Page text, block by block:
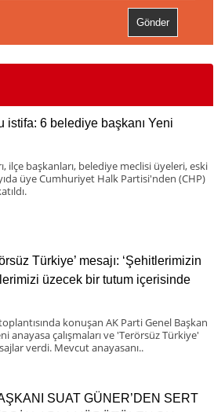
istifa: 6 belediye başkanı Yeni
ilçe başkanları, belediye meclisi üyeleri, eski
üye Cumhuriyet Halk Partisi'nden (CHP)
Türkiye’ mesajı: ‘Şehitlerimizin
üzecek bir tutum içerisinde
konuşan AK Parti Genel Başkan
anayasa çalışmaları ve 'Terörsüz Türkiye'
verdi. Mevcut anayasanı..
SUAT GÜNER’DEN SERT